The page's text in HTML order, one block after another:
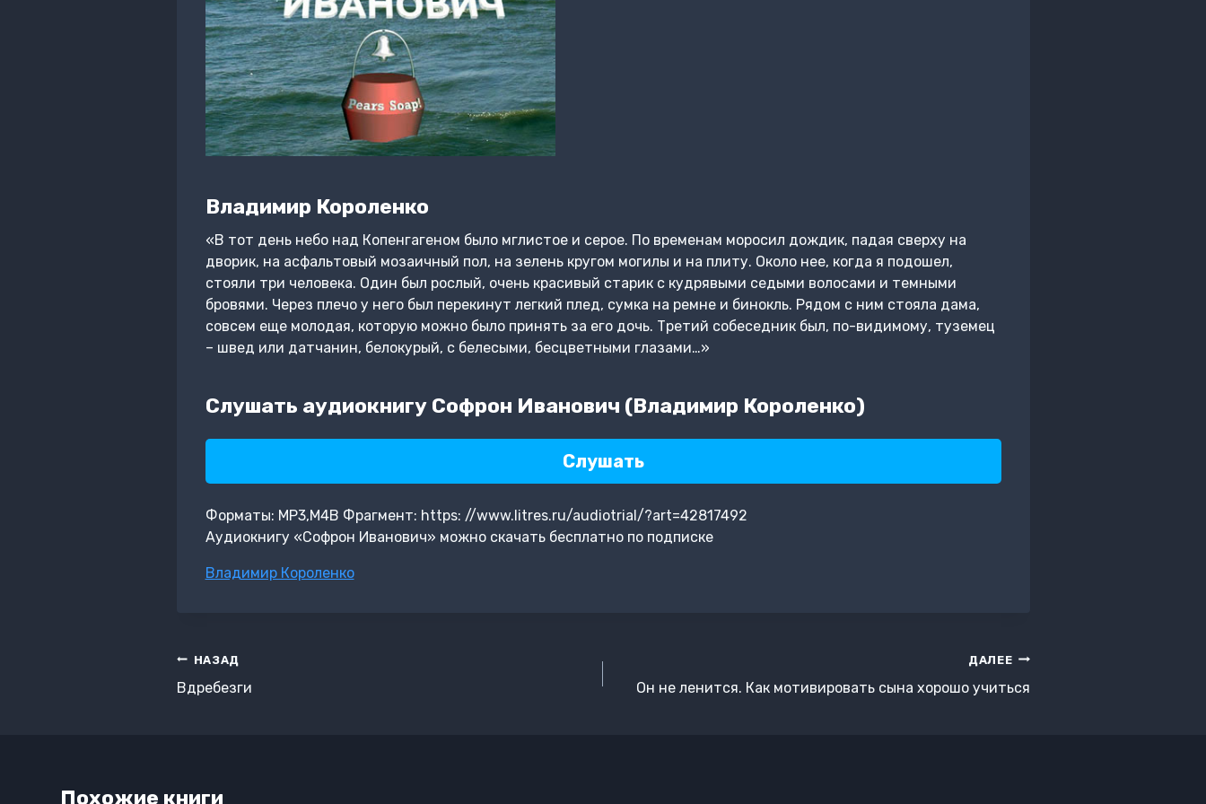
Владимир Короленко
«В тот день небо над Копенгагеном было мглистое и серое. По временам моросил дождик, падая сверху на
дворик, на асфальтовый мозаичный пол, на зелень кругом могилы и на плиту. Около нее, когда я подошел,
стояли три человека. Один был рослый, очень красивый старик с кудрявыми седыми волосами и темными
бровями. Через плечо у него был перекинут легкий плед, сумка на ремне и бинокль. Рядом с ним стояла дама,
совсем еще молодая, которую можно было принять за его дочь. Третий собеседник был, по-видимому, туземец
– швед или датчанин, белокурый, с белесыми, бесцветными глазами…»
Слушать аудиокнигу Софрон Иванович (Владимир Короленко)
Слушать
Форматы: MP3,M4B Фрагмент: https: //www.litres.ru/audiotrial/?art=42817492
Аудиокнигу «Софрон Иванович» можно скачать бесплатно по подписке
Метки
Владимир Короленко
Навигация
по
НАЗАД
Вдребезги
ДАЛЕЕ
Он не ленится. Как мотивировать сына хорошо учиться
Похожие книги